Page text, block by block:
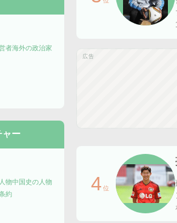
者海外の政治家
ャー
物中国史の人物
約
広告
4 位